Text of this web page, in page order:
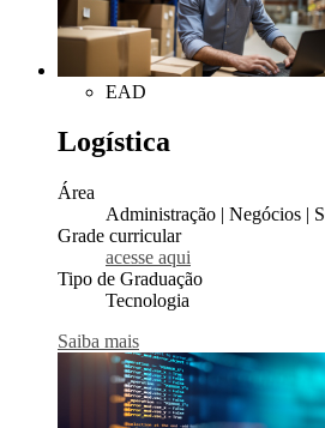
EAD
Logística
Área
Administração | Negócios |
Grade curricular
acesse aqui
Tipo de Graduação
Tecnologia
Saiba mais